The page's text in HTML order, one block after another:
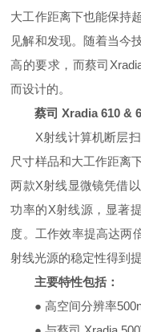
大工作距离下也能保持
见解和发现。随着当今
高的要求，而蔡司
而设计的。
蔡司 Xradia 610 &
X射线计算机断层扫
尺寸样品和大工作距离
两款X射线显微镜凭借
功率的X射线源，显著
度。工作效率提高达两
射线光源的稳定性得到
主要特性包括：
● 高空间分辨率